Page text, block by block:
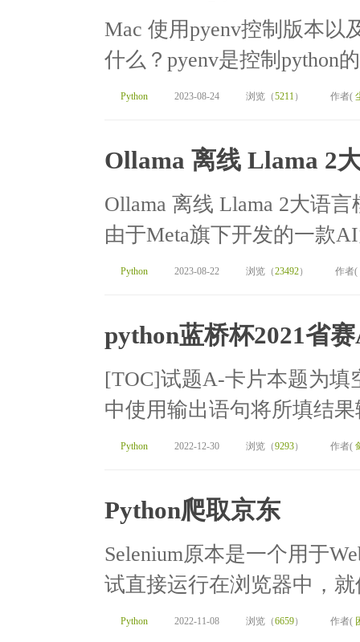
Mac 使用pyenv控制版本以
什么？pyenv是控制python
Python 2023-08-24 浏览（5211） 作者(
Ollama 离线 Llama 2
Ollama 离线 Llama 2大语
由于Meta旗下开发的一款
Python 2023-08-22 浏览（23492） 作者(
python蓝桥杯2021省
[TOC]试题A-卡片本题为
中使用输出语句将所填结
Python 2022-12-30 浏览（9293） 作者(
Python爬取京东
Selenium原本是一个用于
试直接运行在浏览器中，
Python 2022-11-08 浏览（6659） 作者(